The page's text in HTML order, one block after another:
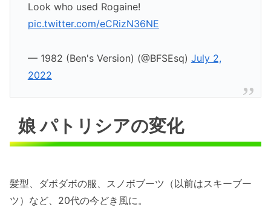
Look who used Rogaine!
pic.twitter.com/eCRizN36NE
— 1982 (Ben's Version) (@BFSEsq) July 2,
2022
娘 パトリシアの変化
髪型、ダボダボの服、スノボブーツ（以前はスキーブー
ツ）など、20代の今どき風に。